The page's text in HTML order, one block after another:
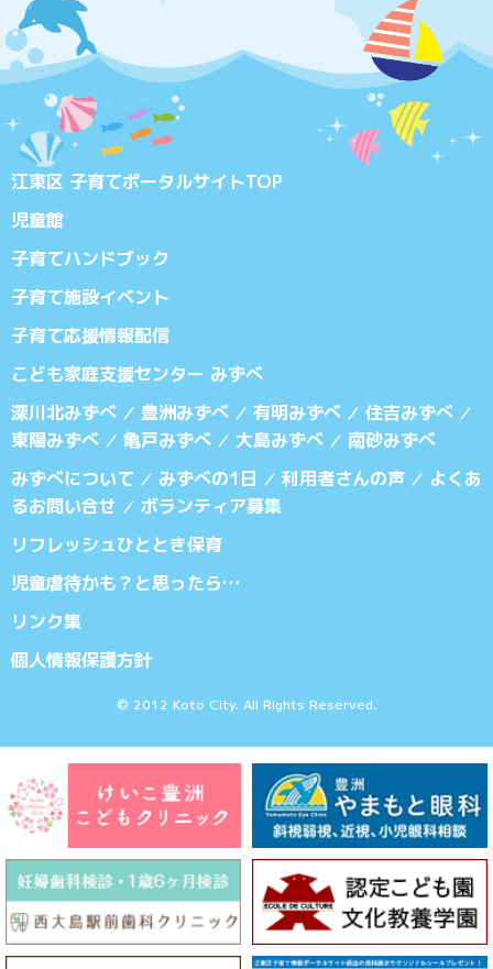
江東区 子育てポータルサイトTOP
児童館
子育てハンドブック
子育て施設イベント
子育て応援情報配信
こども家庭支援センター みずべ
深川北みずべ ／ 豊洲みずべ ／ 有明みずべ ／ 住吉みずべ ／
東陽みずべ ／ 亀戸みずべ ／ 大島みずべ ／ 南砂みずべ
みずべについて ／ みずべの1日 ／ 利用者さんの声 ／ よくあ
るお問い合せ ／ ボランティア募集
リフレッシュひととき保育
児童虐待かも？と思ったら…
リンク集
個人情報保護方針
© 2012 Koto City. All Rights Reserved.